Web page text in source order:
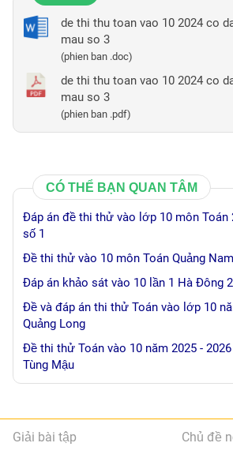
de thi thu toan vao 10 2024 co
mau so 3
(phien ban .doc)
de thi thu toan vao 10 2024 co
mau so 3
(phien ban .pdf)
CÓ THỂ BẠN QUAN TÂM
Đáp án đề thi thử vào lớp 10 môn Toán
số 1
Đề thi thử vào 10 môn Toán Quảng
Đáp án khảo sát vào 10 lần 1 Hà Đông
Đề và đáp án thi thử Toán vào lớp 10
Quảng Long
Đề thi thử Toán vào 10 năm 2025 -
Tùng Mậu
Giải bài tập Chủ đề